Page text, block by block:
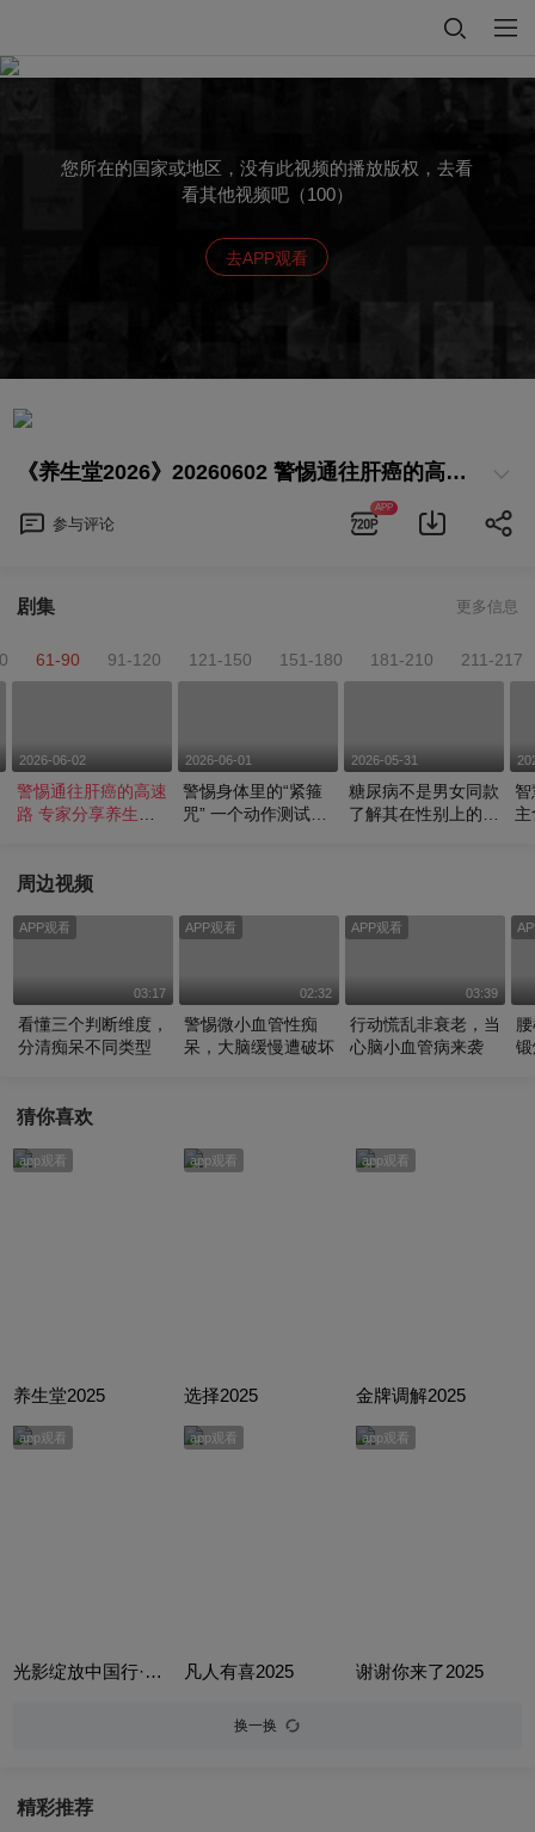
您所在的国家或地区，没有此视频的播放版权，去看
看其他视频吧（100）
去APP观看
《养生堂2026》20260602 警惕通往肝癌的高速路 专家分享养生实用妙招
参与评论
APP
剧集 更多信息
61-90 91-120 121-150 151-180 181-210 211-217
2026-06-02
警惕通往肝癌的高速
路 专家分享养生实
2026-06-01
警惕身体里的“紧箍
咒” 一个动作测试生
2026-05-31
糖尿病不是男女同款
了解其在性别上的差
周边视频
APP观看
03:17
看懂三个判断维度，
分清痴呆不同类型
APP观看
02:32
警惕微小血管性痴
呆，大脑缓慢遭破坏
APP观看
03:39
行动慌乱非衰老，当
心脑小血管病来袭
猜你喜欢
app观看
养生堂2025
app观看
选择2025
app观看
金牌调解2025
app观看
光影绽放中国行·跟着电影游云南
app观看
凡人有喜2025
app观看
谢谢你来了2025
换一换
精彩推荐